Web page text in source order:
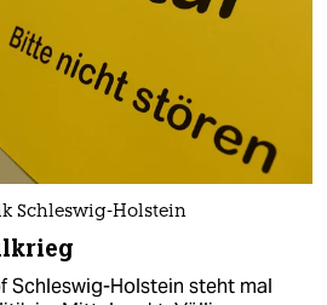
Schleswig-Holstein
Schleswig-Holstein steht mal